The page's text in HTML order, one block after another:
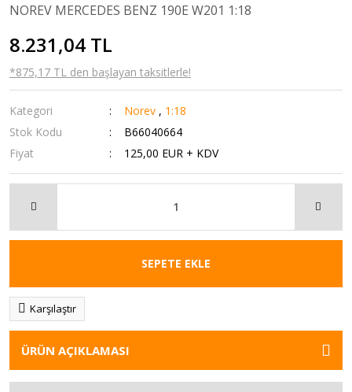
NOREV MERCEDES BENZ 190E W201 1:18
8.231,04 TL
*875,17 TL den başlayan taksitlerle!
Kategori Norev , 1:18
Stok Kodu
B66040664
Fiyat
125,00 EUR + KDV
SEPETE EKLE
Karşılaştır
ÜRÜN AÇIKLAMASI